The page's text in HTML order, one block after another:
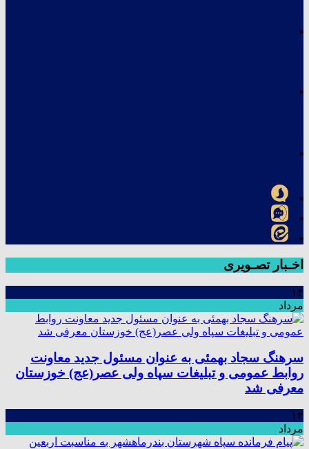
اخـبار تصـویری
۱۴
مرداد
سرهنگ سجاد بهمئی به عنوان مسئول جدید معاونت
روابط عمومی و تبلیغات سپاه ولی عصر(عج) خوزستان
معرفی شد
۱۳
مرداد